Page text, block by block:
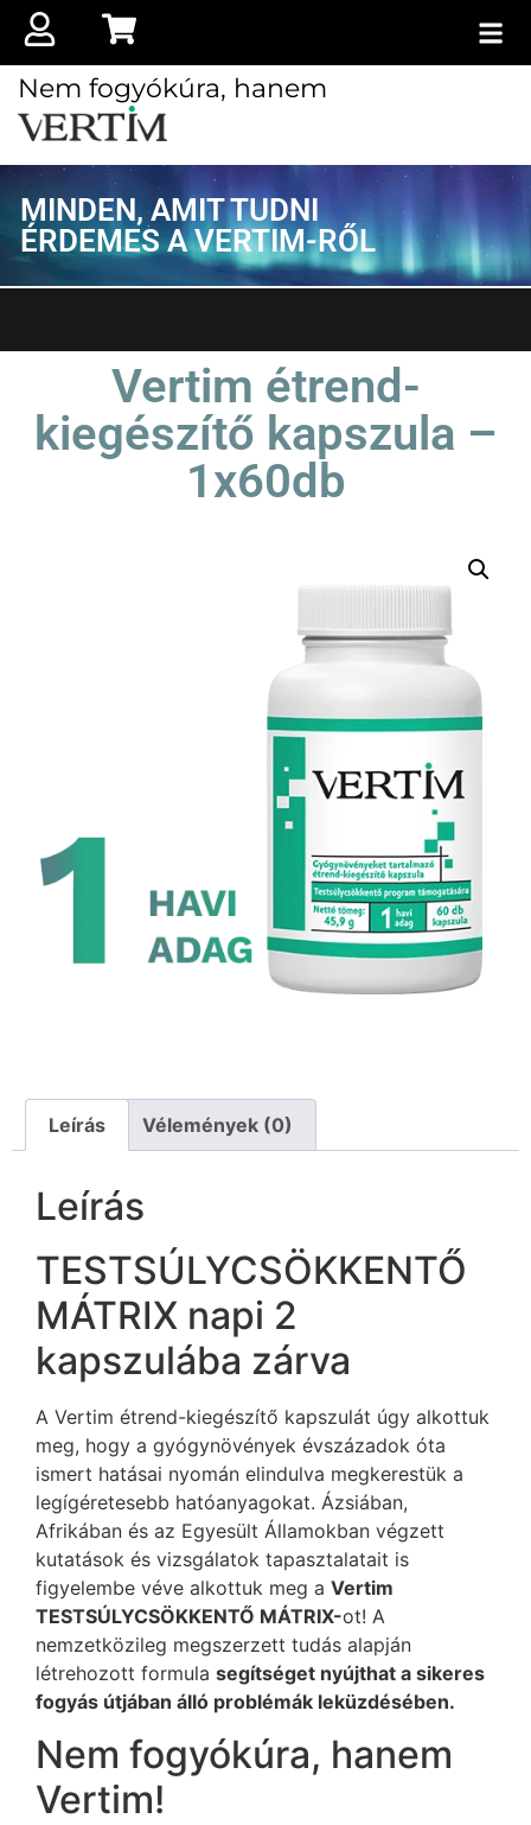
Nem fogyókúra, hanem
MINDEN, AMIT TUDNI
ÉRDEMES A VERTIM-RŐL
Vertim étrend-
kiegészítő kapszula –
1x60db
Leírás Vélemények (0)
Leírás
TESTSÚLYCSÖKKENTŐ
MÁTRIX napi 2
kapszulába zárva
A Vertim étrend-kiegészítő kapszulát úgy alkottuk
meg, hogy a gyógynövények évszázadok óta
ismert hatásai nyomán elindulva megkerestük a
legígéretesebb hatóanyagokat. Ázsiában,
Afrikában és az Egyesült Államokban végzett
kutatások és vizsgálatok tapasztalatait is
figyelembe véve alkottuk meg a Vertim
TESTSÚLYCSÖKKENTŐ MÁTRIX-ot! A
nemzetközileg megszerzett tudás alapján
létrehozott formula segítséget nyújthat a sikeres
fogyás útjában álló problémák leküzdésében.
Nem fogyókúra, hanem
Vertim!